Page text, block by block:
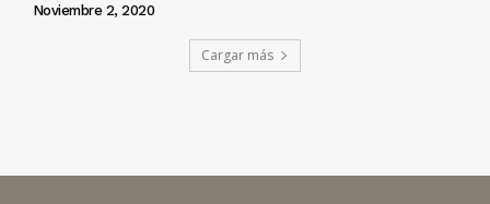
Noviembre 2, 2020
Cargar más